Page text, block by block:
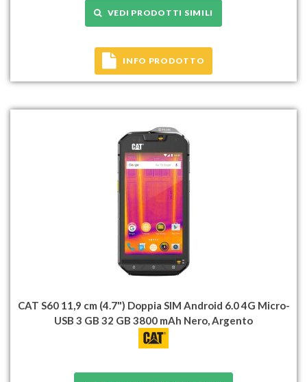
VEDI PRODOTTI SIMILI
INFO PRODOTTO
CAT S60 11,9 cm (4.7") Doppia SIM Android 6.0 4G Micro-
USB 3 GB 32 GB 3800 mAh Nero, Argento